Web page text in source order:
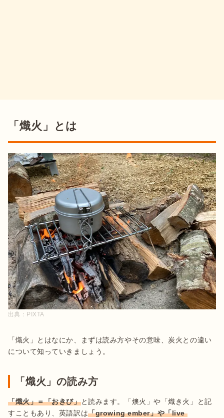
「熾火」とは
出典： PIXTA
「熾火」とはなにか、まずは読み方やその意味、炭火との違い
について知っていきましょう。
「熾火」の読み方
「熾火」＝「おきび」と読みます。「燠火」や「熾き火」と記
すこともあり、英語訳は「growing ember」や「live